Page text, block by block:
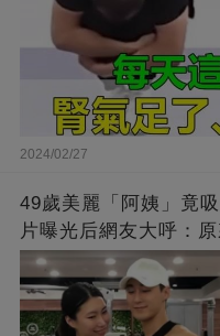
2024/02/27
49歲美麗「阿姨」竟
片曝光后網友大呼：原